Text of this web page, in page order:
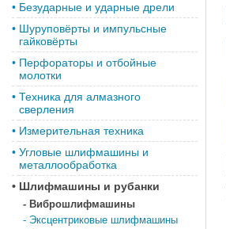
• Безударные и ударные дрели
• Шуруповёрты и импульсные
гайковёрты
• Перфораторы и отбойные
молотки
• Техника для алмазного
сверления
• Измерительная техника
• Угловые шлифмашины и
металлообработка
• Шлифмашины и рубанки
- Виброшлифмашины
- Эксцентриковые шлифмашины